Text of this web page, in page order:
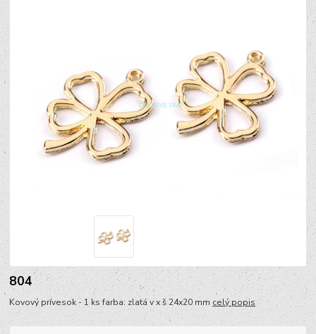
804
Kovový prívesok - 1 ks farba: zlatá v x š 24x20 mm celý popis